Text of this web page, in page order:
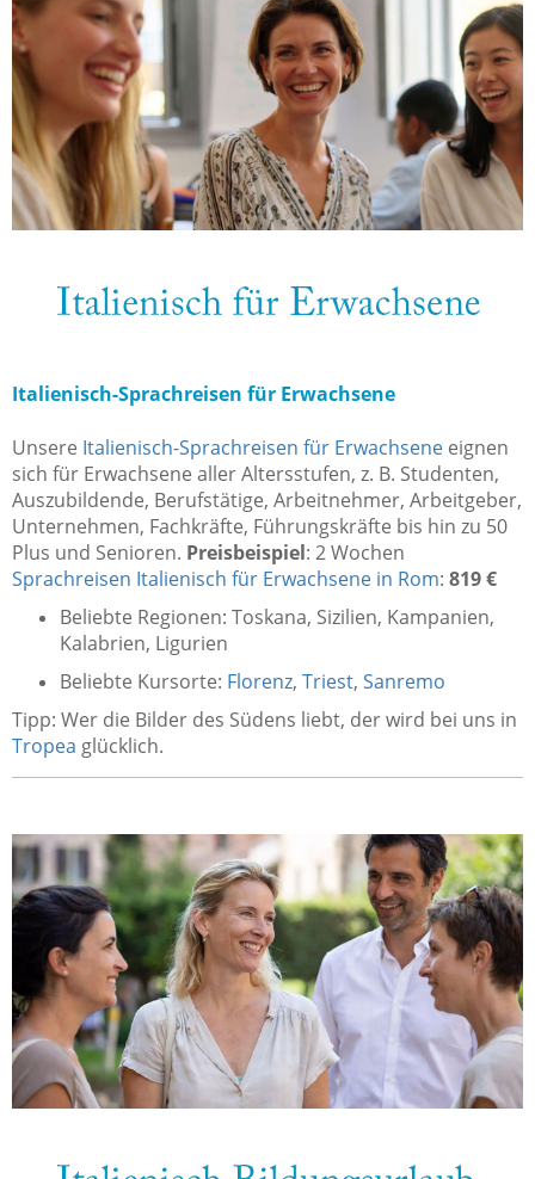
Italienisch-Sprachreisen für Erwachsene
Unsere Italienisch-Sprachreisen für Erwachsene eignen
sich für Erwachsene aller Altersstufen, z. B. Studenten,
Auszubildende, Berufstätige, Arbeitnehmer, Arbeitgeber,
Unternehmen, Fachkräfte, Führungskräfte bis hin zu 50
Plus und Senioren. Preisbeispiel: 2 Wochen
Sprachreisen Italienisch für Erwachsene in Rom: 819 €
Beliebte Regionen: Toskana, Sizilien, Kampanien,
Kalabrien, Ligurien
Beliebte Kursorte: Florenz, Triest, Sanremo
Tipp: Wer die Bilder des Südens liebt, der wird bei uns in
Tropea glücklich.